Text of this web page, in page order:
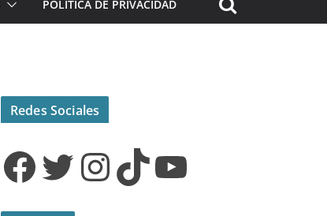
POLÍTICA DE PRIVACIDAD
Redes Sociales
Facebook Twitter InstagramTikTok YouTube